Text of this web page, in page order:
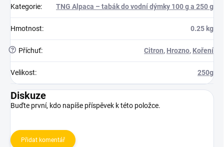
Kategorie: TNG Alpaca – tabák do vodní dýmky 100 g a 250 g
Hmotnost: 0.25 kg
? Příchuť: Citron, Hrozno, Koření
Velikost: 250g
Diskuze
Buďte první, kdo napíše příspěvek k této položce.
Přidat komentář